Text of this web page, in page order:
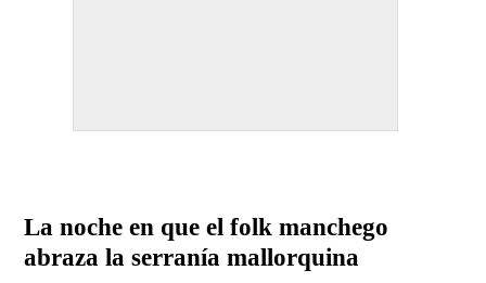
La noche en que el folk manchego
abraza la serranía mallorquina